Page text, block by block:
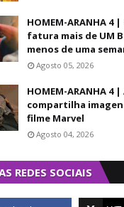
HOMEM-ARANHA 4
fatura mais de UM
menos de uma
Agosto 05, 2026
HOMEM-ARANHA 4
compartilha
filme Marvel
Agosto 04, 2026
REDES SOCIAIS